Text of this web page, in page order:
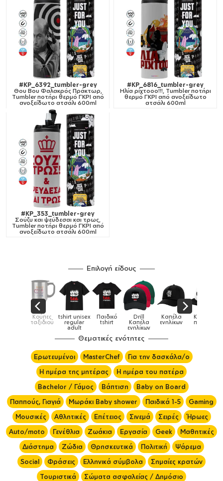
#KP_6392_tumbler-grey
Θου Βου Φαλακρός Πράκτωρ,
Tumbler ποτήρι θερμό ΓΚΡΙ από
ανοξείδωτο ατσάλι 600ml
#KP_6816_tumbler-grey
Ηλία ρίχτοοο!!!, Tumbler ποτήρι
θερμό ΓΚΡΙ από ανοξείδωτο
ατσάλι 600ml
#KP_353_tumbler-grey
Σούζυ και ψεύδεσαι και τρως,
Tumbler ποτήρι θερμό ΓΚΡΙ από
ανοξείδωτο ατσάλι 600ml
Επιλογή είδους
Κούπες
ταξιδιού
tshirt unisex
regular
adult
Παιδικό
tshirt
Drill
Καπέλα
ενηλίκων
Καπέλα
ενηλίκων
Καπέλα
παιδικά
Θεματικές ενότητες
Ερωτευμένοι MasterChef
Για την δασκάλα/ο
Η ημέρα της μητέρας
Η ημέρα του πατέρα
Bachelor / Γάμος
Βάπτιση
Baby on Board
Παππούς, Γιαγιά
Μωράκι Baby shower Παιδικά 1-5
Gaming
Μουσικές
Αθλητικές Επέτειος Σινεμά Σειρές
Ήρωες
Auto/moto
Γενέθλια Ζωάκια Εργασία Geek
Μαθητικές
Διάστημα
Ζώδια Θρησκευτικά Πολιτική
Ψάρεμα
Social
Φράσεις Ελληνικά σύμβολα
Σημαίες κρατών
Τουριστικά
Σώματα ασφαλείας / Δημόσιο